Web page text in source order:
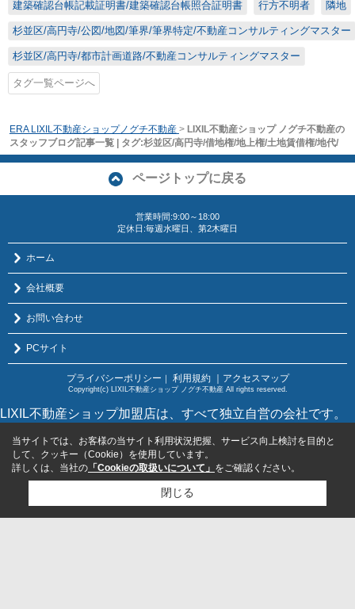
建築確認台帳記載証明書/建築確認台帳照合証明書 行方不明者 隣地
杉並区/高円寺/公図/地図/筆界/筆界特定/不動産コンサルティングマスター
杉並区/高円寺/都市計画道路/不動産コンサルティングマスター
タグ一覧ページへ
ERA LIXIL不動産ショップノグチ不動産 > LIXIL不動産ショップ ノグチ不動産の
スタッフブログ記事一覧 | タグ:杉並区/高円寺/借地権/地上権/土地賃借権/地代/
ページトップに戻る
営業時間:9:00～18:00
定休日:毎週水曜日、第2木曜日
ホーム
会社概要
お問い合わせ
PCサイト
プライバシーポリシー ｜ 利用規約 ｜アクセスマップ
Copyright(c) LIXIL不動産ショップ ノグチ不動産 All rights reserved.
LIXIL不動産ショップ加盟店は、すべて独立自営の会社です。
当サイトでは、お客様の当サイト利用状況把握、サービス向上検討を目的と
して、クッキー（Cookie）を使用しています。
詳しくは、当社の 「Cookieの取扱いについて」 をご確認ください。
閉じる